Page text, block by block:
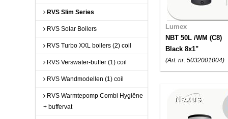
RVS Slim Series
RVS Solar Boilers
RVS Turbo XXL boilers (2) coil
RVS Verswater-buffer (1) coil
RVS Wandmodellen (1) coil
RVS Warmtepomp Combi Hygiëne
+ buffervat
Lumex
NBT 50L /WM (C8)
Black 8x1"
(Art. nr. 5032001004)